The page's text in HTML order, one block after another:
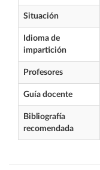
Situación
Idioma de
impartición
Profesores
Guía docente
Bibliografía
recomendada